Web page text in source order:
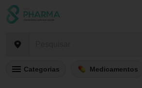
Categorias Medicamentos